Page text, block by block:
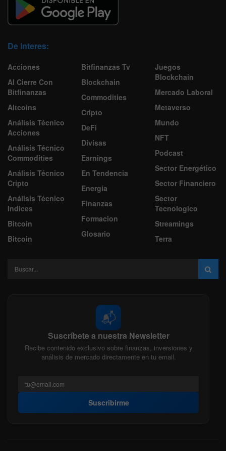
De Interes:
Acciones
Al Cierre Con
Bitfinanzas
Altcoins
Análisis Técnico
Acciones
Análisis Técnico
Commodities
Análisis Técnico
Cripto
Análisis Técnico
Indices
Bitcoin
Bitcoin
Bitfinanzas Tv
Blockchain
Commodities
Cripto
DeFi
Divisas
Earnings
En Tendencia
Energía
Finanzas
Formacion
Glosario
Juegos
Blockchain
Mercado Laboral
Metaverso
Mundo
NFT
Podcast
Sector Energético
Sector Financiero
Sector
Tecnologico
Streamings
Terra
📬
Suscríbete a nuestra Newsletter
Recibe contenido exclusivo sobre finanzas, inversiones y
análisis de mercado directamente en tu email.
Suscribirme